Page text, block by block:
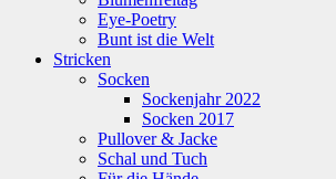
Eye-Poetry
Bunt ist die Welt
Stricken
Socken
Sockenjahr 2022
Socken 2017
Pullover & Jacke
Schal und Tuch